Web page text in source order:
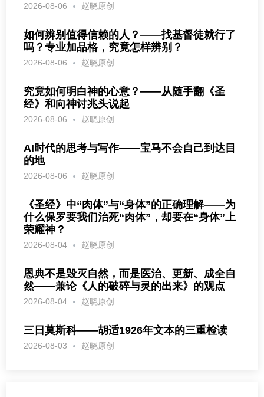
2026-08-06 赵晓原创
如何辨别值得信赖的人？——找基督徒就行了
吗？专业加品格，究竟怎样辨别？
2026-08-06 赵晓原创
究竟如何明白神的心意？——从随手翻《圣
经》和向神讨兆头说起
2026-08-06 赵晓原创
AI时代的思考与写作——宝马不会自己到达目
的地
2026-08-06 赵晓原创
《圣经》中“肉体”与“身体”的正确理解——为
什么保罗要我们治死“肉体”，却要在“身体”上
荣耀神？
2026-08-04 赵晓原创
恩典不是毁灭自然，而是医治、更新、成全自
然——兼论《人的破碎与灵的出来》的观点
2026-08-04 赵晓原创
三日莫斯科——胡适1926年文本的三重检读
2026-08-03 赵晓原创